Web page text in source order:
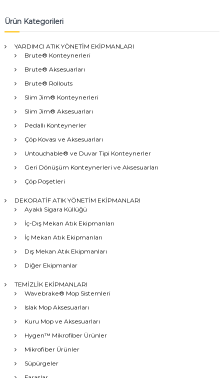
Ürün Kategorileri
YARDIMCI ATIK YÖNETİM EKİPMANLARI
Brute® Konteynerleri
Brute® Aksesuarları
Brute® Rollouts
Slim Jim® Konteynerleri
Slim Jim® Aksesuarları
Pedallı Konteynerler
Çöp Kovası ve Aksesuarları
Untouchable® ve Duvar Tipi Konteynerler
Geri Dönüşüm Konteynerleri ve Aksesuarları
Çöp Poşetleri
DEKORATİF ATIK YÖNETİM EKİPMANLARI
Ayaklı Sigara Küllüğü
İç-Dış Mekan Atık Ekipmanları
İç Mekan Atık Ekipmanları
Dış Mekan Atık Ekipmanları
Diğer Ekipmanlar
TEMİZLİK EKİPMANLARI
Wavebrake® Mop Sistemleri
Islak Mop Aksesuarları
Kuru Mop ve Aksesuarları
Hygen™ Mikrofiber Ürünler
Mikrofiber Ürünler
Süpürgeler